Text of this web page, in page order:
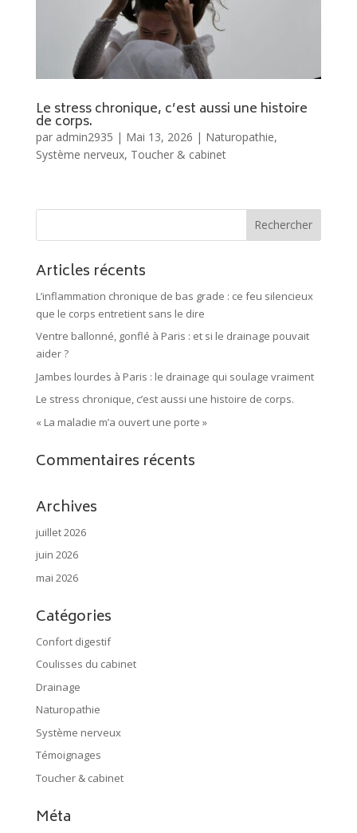
Le stress chronique, c’est aussi une histoire
de corps.
par admin2935 | Mai 13, 2026 | Naturopathie,
Système nerveux, Toucher & cabinet
Articles récents
L’inflammation chronique de bas grade : ce feu silencieux
que le corps entretient sans le dire
Ventre ballonné, gonflé à Paris : et si le drainage pouvait
aider ?
Jambes lourdes à Paris : le drainage qui soulage vraiment
Le stress chronique, c’est aussi une histoire de corps.
« La maladie m’a ouvert une porte »
Commentaires récents
Archives
juillet 2026
juin 2026
mai 2026
Catégories
Confort digestif
Coulisses du cabinet
Drainage
Naturopathie
Système nerveux
Témoignages
Toucher & cabinet
Méta